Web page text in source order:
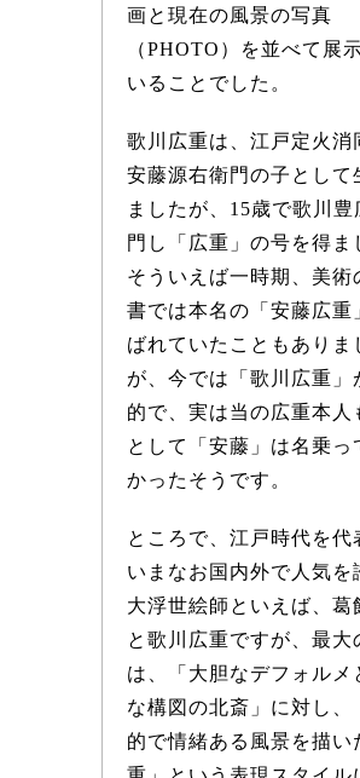
画と現在の風景の写真
（PHOTO）を並べて展
いることでした。
歌川広重は、江戸定火消
安藤源右衛門の子として
ましたが、15歳で歌川豊
門し「広重」の号を得ま
そういえば一時期、美術
書では本名の「安藤広重
ばれていたこともありま
が、今では「歌川広重」
的で、実は当の広重本人
として「安藤」は名乗っ
かったそうです。
ところで、江戸時代を代
いまなお国内外で人気を
大浮世絵師といえば、葛
と歌川広重ですが、最大
は、「大胆なデフォルメ
な構図の北斎」に対し、
的で情緒ある風景を描い